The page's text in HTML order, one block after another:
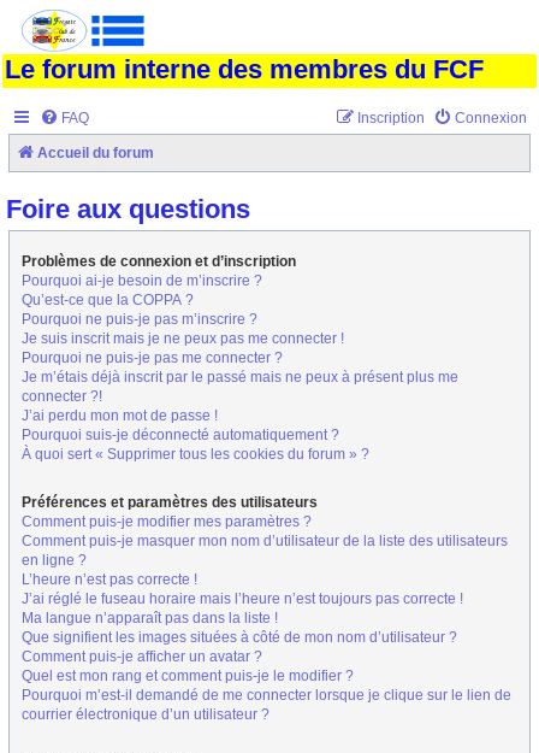
Le forum interne des membres du FCF
FAQ Connexion
Inscription
Accueil du forum
Foire aux questions
Problèmes de connexion et d’inscription
Pourquoi ai-je besoin de m’inscrire ?
Qu’est-ce que la COPPA ?
Pourquoi ne puis-je pas m’inscrire ?
Je suis inscrit mais je ne peux pas me connecter !
Pourquoi ne puis-je pas me connecter ?
Je m’étais déjà inscrit par le passé mais ne peux à présent plus me
connecter ?!
J’ai perdu mon mot de passe !
Pourquoi suis-je déconnecté automatiquement ?
À quoi sert « Supprimer tous les cookies du forum » ?
Préférences et paramètres des utilisateurs
Comment puis-je modifier mes paramètres ?
Comment puis-je masquer mon nom d’utilisateur de la liste des utilisateurs
en ligne ?
L’heure n’est pas correcte !
J’ai réglé le fuseau horaire mais l’heure n’est toujours pas correcte !
Ma langue n’apparaît pas dans la liste !
Que signifient les images situées à côté de mon nom d’utilisateur ?
Comment puis-je afficher un avatar ?
Quel est mon rang et comment puis-je le modifier ?
Pourquoi m’est-il demandé de me connecter lorsque je clique sur le lien de
courrier électronique d’un utilisateur ?